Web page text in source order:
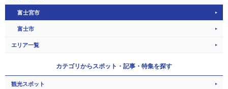
富士宮市
富士市
エリア一覧
カテゴリからスポット・記事・特集を探す
観光スポット